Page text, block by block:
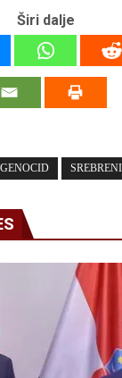
Širi dalje
GENOCID